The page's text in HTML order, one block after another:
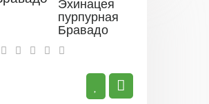
Эхинацея
пурпурная
Бравадо